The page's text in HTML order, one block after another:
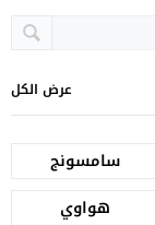
عرض الكل
سامسونج
هواوي